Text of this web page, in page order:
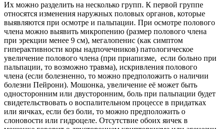
Их можно разделить на несколько групп. К первой группе
относятся изменения наружных половых органов, которые
выявляются при осмотре и пальпации. При осмотре полового
члена можно выявить микропению (размер полового члена
при эрекции менее 9 см), мегалопенис (как симптом
гиперактивности коры надпочечников) патологическое
увеличение полового члена (при приапизме, если больно при
пальпации, то возможно травма), искривления полового
члена (если болезненно, то можно предположить о наличии
болезни Пейрони). Мошонка, увеличение её может быть
односторонним или двусторонним, боль при пальпации будет
свидетельствовать о воспалительном процессе в придатках
или яичках, если без боли, то можно предположить о
слоновости или гидроцеле. Отсутствие обоих яичек в